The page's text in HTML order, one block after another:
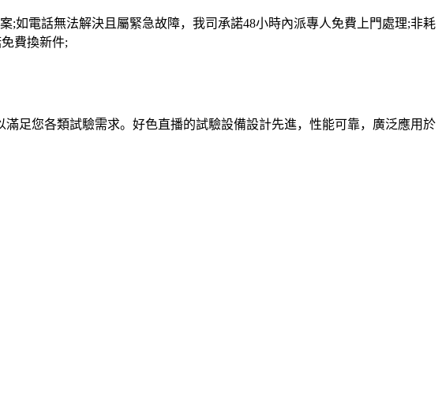
如電話無法解決且屬緊急故障，我司承諾48小時內派專人免費上門處理;非耗
費換新件;
足您各類試驗需求。好色直播的試驗設備設計先進，性能可靠，廣泛應用於